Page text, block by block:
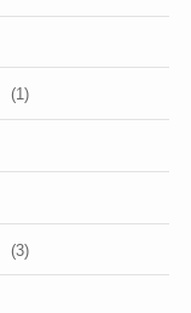
(1)
(3)